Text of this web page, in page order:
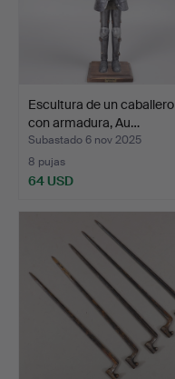
Escultura de un caballero
con armadura, Au…
Subastado 6 nov 2025
8 pujas
64 USD